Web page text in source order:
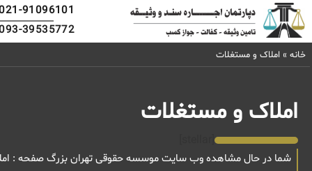
91096101
39535772
خانه » املاک و مستغلات
املاک و مستغلات
شما در حال مشاهده وب سایت موسسه حقوقی تهران بزرگ صفحه :